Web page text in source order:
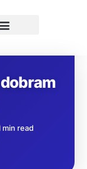
min read